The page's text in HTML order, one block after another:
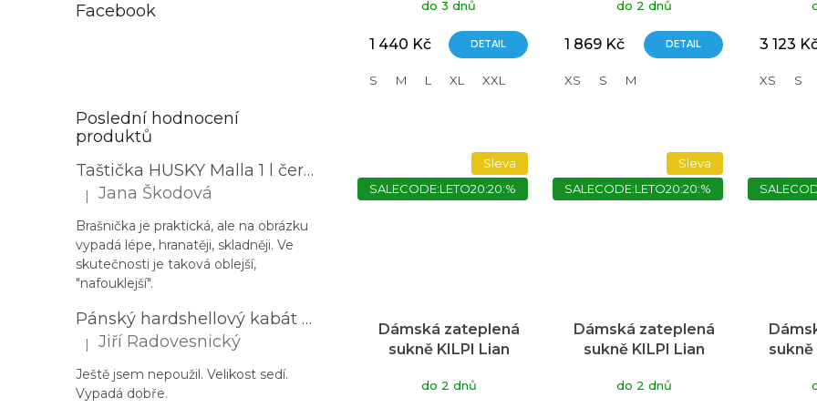
Facebook
Poslední hodnocení
produktů
Taštička HUSKY Malla 1 l černá
Hodnocení produktu je 3 z 5 hvězdiček.
| Jana Škodová
Brašnička je praktická, ale na obrázku
vypadá lépe, hranatěji, skladněji. Ve
skutečnosti je taková oblejší,
"nafouklejší".
Pánský hardshellový kabát HUSKY Nestia M zelený
Hodnocení produktu je 5 z 5 hvězdiček.
| Jiří Radovesnický
Ještě jsem nepoužil. Velikost sedí.
Vypadá dobře.
do 3 dnů
1 440 Kč DETAIL
S M L XL XXL
do 2 dnů
1 869 Kč DETAIL
XS S M
3 123
XS S
Sleva
SALECODE:LETO20:20:%
Dámská zateplená
sukně KILPI Lian
do 2 dnů
Sleva
SALECODE:LETO20:20:%
Dámská zateplená
sukně KILPI Lian
do 2 dnů
sukně